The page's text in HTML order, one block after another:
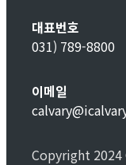
대표번호
031) 789-8800
이메일
Copyright 2024